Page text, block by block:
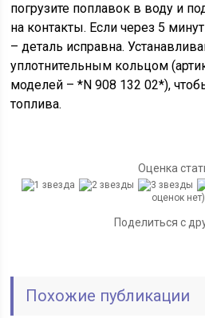
погрузите поплавок в воду и
на контакты. Если через 5
– деталь исправна.
уплотнительным кольцом
моделей – *N 908 132 02*),
топлива.
Оценка
оценок нет)
Поделиться с
Похожие публикации